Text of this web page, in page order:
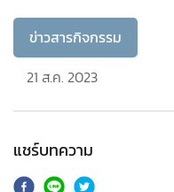
ข่าวสารกิจกรรม
21 ส.ค. 2023
แชร์บทความ